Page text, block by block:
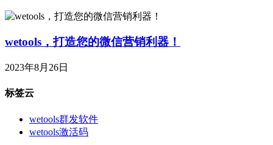
wetools，打造您的微信营销利器！
2023年8月26日
标签云
wetools群发软件
wetools激活码